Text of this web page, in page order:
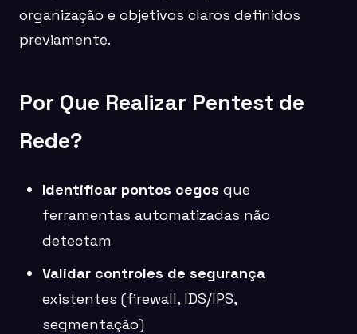
organização e objetivos claros definidos
previamente.
Por Que Realizar Pentest de
Rede?
Identificar pontos cegos que
ferramentas automatizadas não
detectam
Validar controles de segurança
existentes (firewall, IDS/IPS,
segmentação)